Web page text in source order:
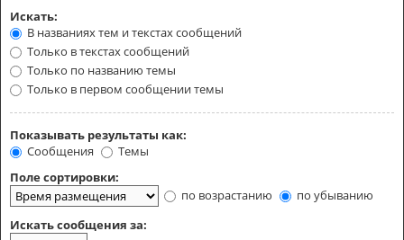
Искать:
В названиях тем и текстах сообщений
Только в текстах сообщений
Только по названию темы
Только в первом сообщении темы
Показывать результаты как:
Сообщения
Темы
Поле сортировки:
по возрастанию
по убыванию
Искать сообщения за: